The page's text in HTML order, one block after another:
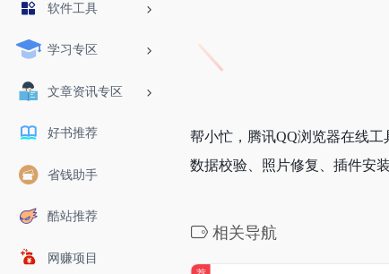
软件工具
学习专区
文章资讯专区
好书推荐
省钱助手
酷站推荐
网赚项目
帮小忙，腾讯QQ浏览器在线工
数据校验、照片修复、插件安
相关导航